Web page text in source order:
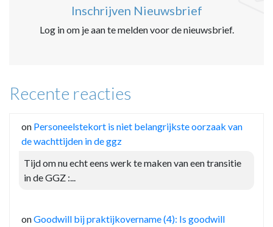
Inschrijven Nieuwsbrief
Log in om je aan te melden voor de nieuwsbrief.
Recente reacties
on Personeelstekort is niet belangrijkste oorzaak van
de wachttijden in de ggz
Tijd om nu echt eens werk te maken van een transitie
in de GGZ :...
onGoodwill bij praktijkovername (4): Is goodwill